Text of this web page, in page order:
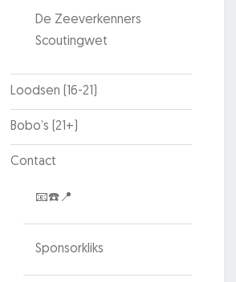
De Zeeverkenners
Scoutingwet
Loodsen (16-21)
Bobo’s (21+)
Contact
📧☎️📍
Sponsorkliks